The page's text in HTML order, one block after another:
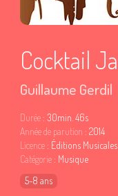
Cocktail
Guillaume Gerdil
Durée : 30min. 46s
Année de parution : 2014
Licence : Éditions
Catégorie : Musique
5-8 ans